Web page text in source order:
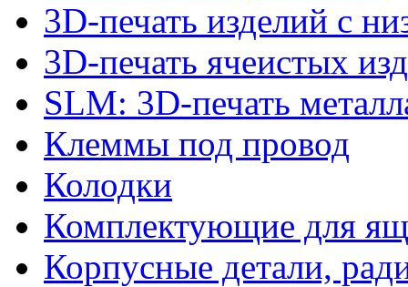
3D-печать изделий с
3D-печать ячеистых
SLM: 3D-печать
Клеммы под провод
Колодки
Комплектующие для
Корпусные детали,